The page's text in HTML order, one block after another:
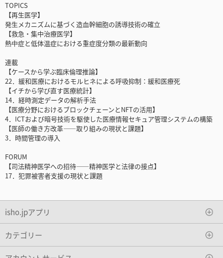
TOPICS
【再生医学】
発生メカニズムに基づく造血幹細胞の誘導技術の確立
【救急・集中治療医学】
熱中症と低体温症における重症度分類の最新動向
連載
【ケースから学ぶ臨床倫理推論】
22．緩和医療におけるモルヒネによる呼吸抑制：緩和医療死
【イチから学び直す医療統計】
14．経時測定データの解析手法
【医療分野におけるブロックチェーンとNFTの活用】
4．ICTおよび暗号技術を駆使した医療情報セキュア管理システムの構築
【医師の働き方改革――取り組みの現状と課題】
3．時間管理の導入
FORUM
【司法精神医学への招待――精神医学と法律の接点】
17．犯罪被害者支援の現状と課題
isho.jpアプリ
カテゴリー